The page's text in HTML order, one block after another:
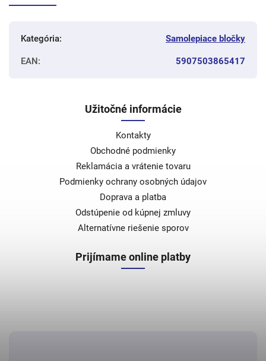
Kategória: Samolepiace bločky
EAN: 5907503865417
Užitočné informácie
Kontakty
Obchodné podmienky
Reklamácia a vrátenie tovaru
Podmienky ochrany osobných údajov
Doprava a platba
Odstúpenie od kúpnej zmluvy
Alternatívne riešenie sporov
Prijímame online platby